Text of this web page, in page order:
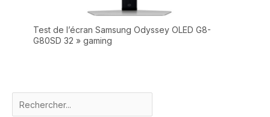
Test de l’écran Samsung Odyssey OLED G8-
G80SD 32 » gaming